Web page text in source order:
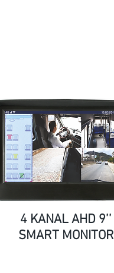
4 KANAL AHD 9’’
SMART MONITOR